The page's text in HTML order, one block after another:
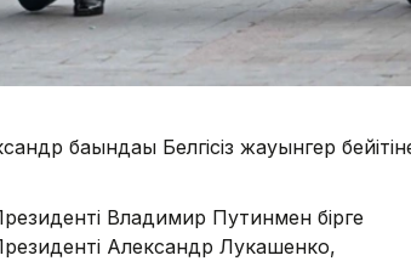
бағындағы Белгісіз жауынгер
Владимир Путинмен бірге
Александр Лукашенко,